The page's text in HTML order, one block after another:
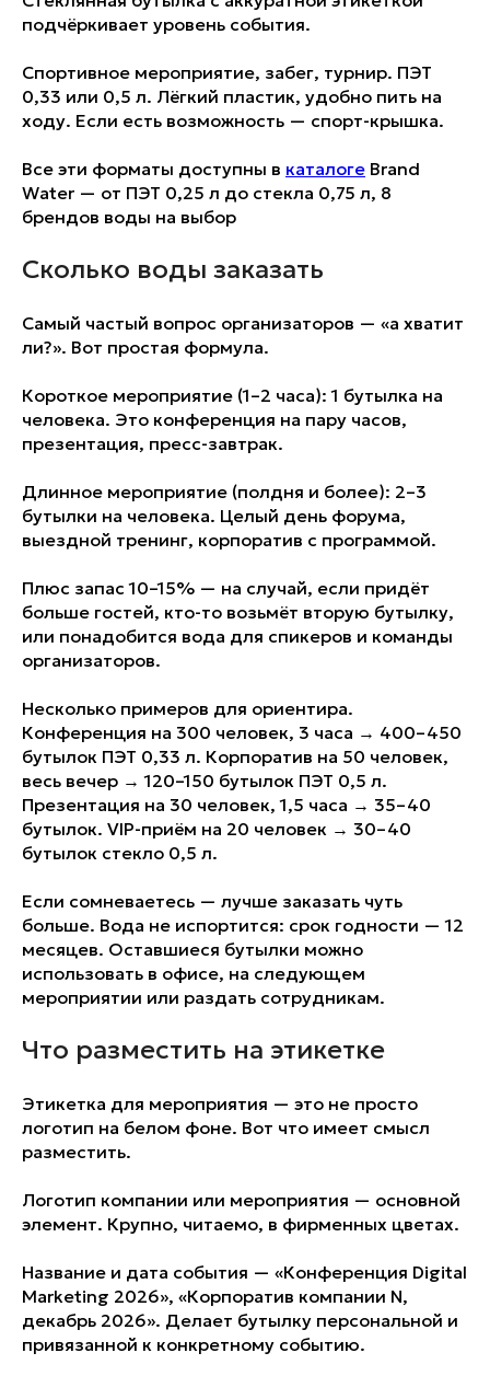
подчёркивает уровень события.
Спортивное мероприятие, забег, турнир. ПЭТ
0,33 или 0,5 л. Лёгкий пластик, удобно пить на
ходу. Если есть возможность — спорт-крышка.
Все эти форматы доступны в каталоге Brand
Water — от ПЭТ 0,25 л до стекла 0,75 л, 8
брендов воды на выбор
Сколько воды заказать
Самый частый вопрос организаторов — «а хватит
ли?». Вот простая формула.
Короткое мероприятие (1–2 часа): 1 бутылка на
человека. Это конференция на пару часов,
презентация, пресс-завтрак.
Длинное мероприятие (полдня и более): 2–3
бутылки на человека. Целый день форума,
выездной тренинг, корпоратив с программой.
Плюс запас 10–15% — на случай, если придёт
больше гостей, кто-то возьмёт вторую бутылку,
или понадобится вода для спикеров и команды
организаторов.
Несколько примеров для ориентира.
Конференция на 300 человек, 3 часа → 400–450
бутылок ПЭТ 0,33 л. Корпоратив на 50 человек,
весь вечер → 120–150 бутылок ПЭТ 0,5 л.
Презентация на 30 человек, 1,5 часа → 35–40
бутылок. VIP-приём на 20 человек → 30–40
бутылок стекло 0,5 л.
Если сомневаетесь — лучше заказать чуть
больше. Вода не испортится: срок годности — 12
месяцев. Оставшиеся бутылки можно
использовать в офисе, на следующем
мероприятии или раздать сотрудникам.
Что разместить на этикетке
Этикетка для мероприятия — это не просто
логотип на белом фоне. Вот что имеет смысл
разместить.
Логотип компании или мероприятия — основной
элемент. Крупно, читаемо, в фирменных цветах.
Название и дата события — «Конференция Digital
Marketing 2026», «Корпоратив компании N,
декабрь 2026». Делает бутылку персональной и
привязанной к конкретному событию.
Наша компания готова изготовить
ваш заказ,
в течение 24 часов!*
Оставить заявку
Успеем за 24
часа!
*Стоимость увеличивается от
30% цены указанной в прайсе
Мы очень ценим ваше время
и дорожим своей репутацией